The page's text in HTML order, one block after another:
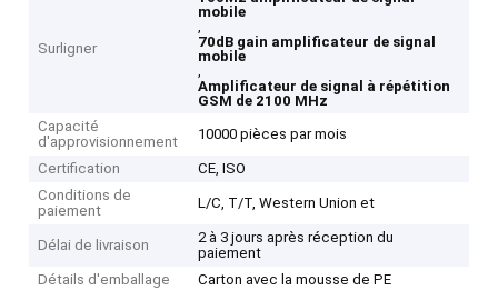
Surligner
mobile
,
70dB gain amplificateur de signal
mobile
,
Amplificateur de signal à répétition
GSM de 2100 MHz
Capacité
d'approvisionnement
10000 pièces par mois
Certification
CE, ISO
Conditions de
paiement
L/C, T/T, Western Union et
Délai de livraison
2 à 3 jours après réception du
paiement
Détails d'emballage
Carton avec la mousse de PE